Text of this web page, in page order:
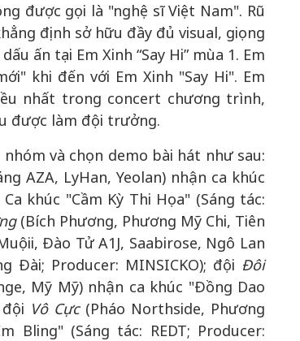
được gọi là "nghệ sĩ Việt Nam". Rũ
định sở hữu đầy đủ visual, giọng
ấn tại Em Xinh “Say Hi” mùa 1. Em
khi đến với Em Xinh "Say Hi". Em
nhất trong concert chương trình,
được làm đội trưởng.
và chọn demo bài hát như sau:
AZA, LyHan, Yeolan) nhận ca khúc
khúc "Cầm Kỳ Thi Họa" (Sáng tác:
(Bích Phương, Phương Mỹ Chi, Tiên
Đào Tử A1J, Saabirose, Ngô Lan
Đài; Producer: MINSICKO); đội Đôi
Mỹ Mỹ) nhận ca khúc "Đồng Dao
Vô Cực(Pháo Northside, Phương
Bling" (Sáng tác: REDT; Producer: